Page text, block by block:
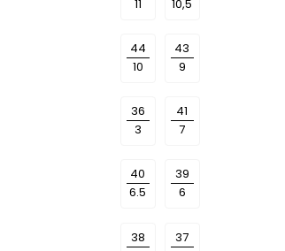
44 43
36 41
40 39
38 37